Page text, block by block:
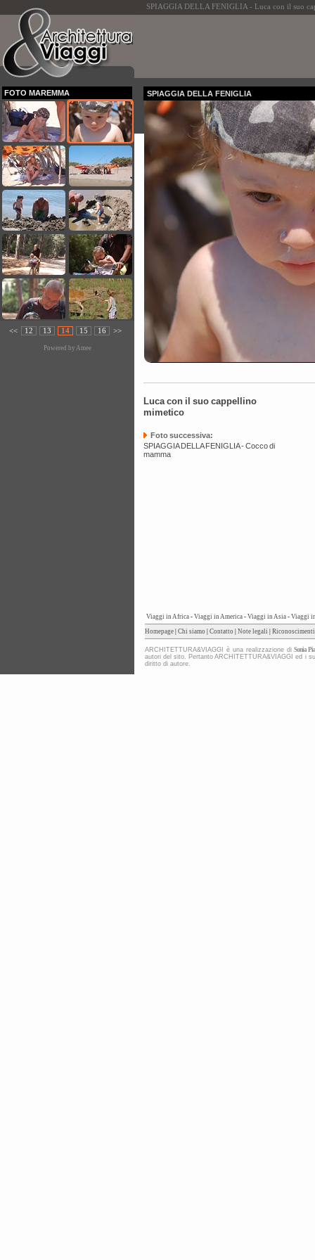
SPIAGGIA DELLA FENIGLIA - Luca con il suo
FOTO MAREMMA
<< 12 13 14 15 16 >>
Powered by Amee
SPIAGGIA DELLA FENIGLIA
Luca con il suo cappellino
mimetico
Foto successiva:
SPIAGGIA DELLA FENIGLIA - Cocco di
mamma
Viaggi in Africa - Viaggi in America - Viaggi in Asia - Viaggi
Homepage Chi siamo Contatto Note legali Riconoscimenti
ARCHITETTURA&VIAGGI è una realizzazione diSonia
autori del sito. Pertanto ARCHITETTURA&VIAGGI ed i
diritto di autore.